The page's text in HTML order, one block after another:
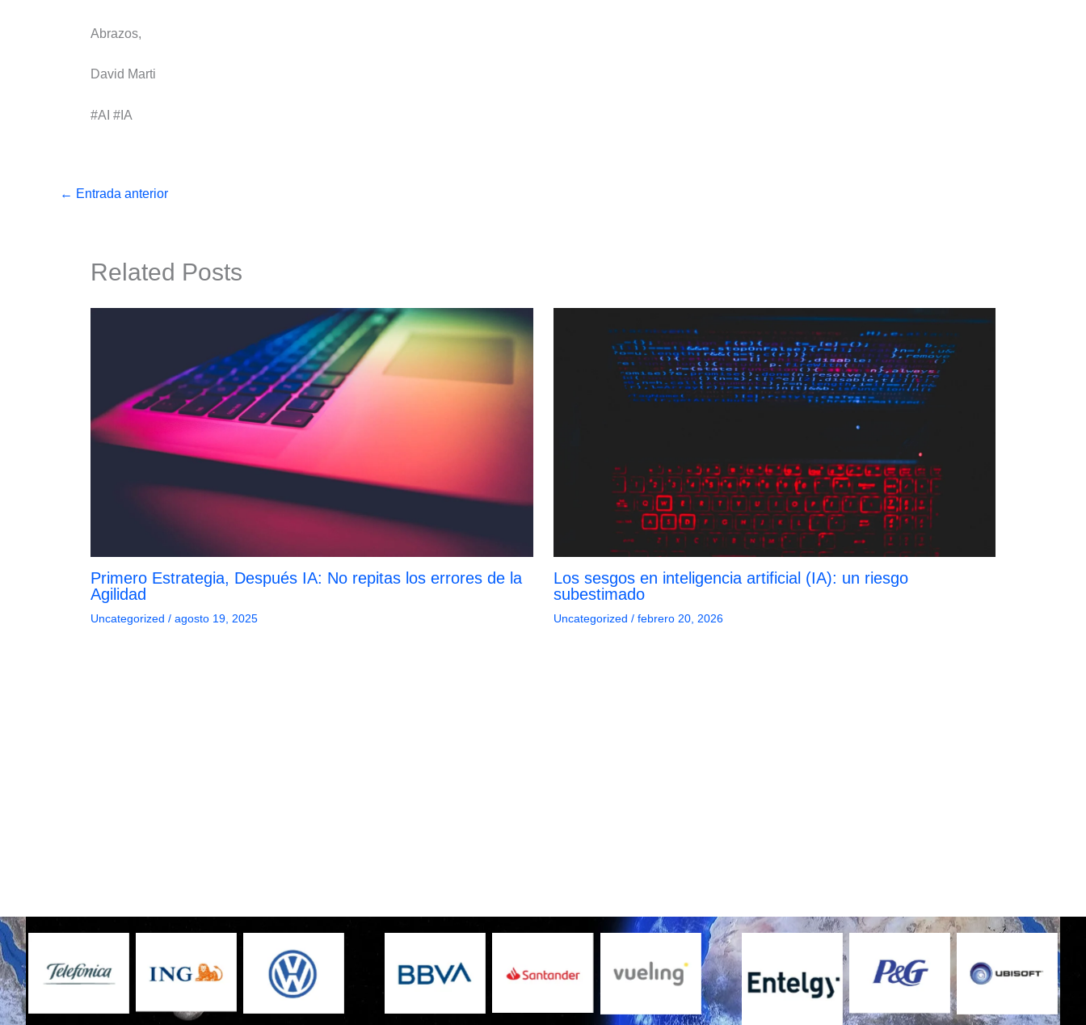
Abrazos,
David Marti
#AI #IA
← Entrada anterior
Related Posts
Primero Estrategia, Después IA: No repitas los errores de la
Agilidad
Uncategorized / agosto 19, 2025
Los sesgos en inteligencia artificial (IA): un riesgo
subestimado
Uncategorized / febrero 20, 2026
Sin leyenda Sin leyenda Sin leyenda Sin leyenda Sin leyenda Sin leyenda
Sin leyenda
Sin leyenda Sin leyenda